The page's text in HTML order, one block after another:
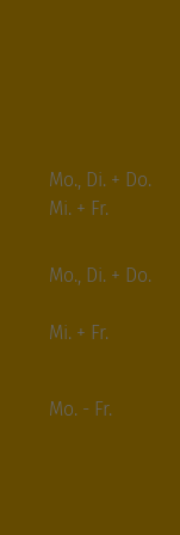
Mo., Di. + Do.
Mi. + Fr.
Mo., Di. + Do.
Mi. + Fr.
Mo. - Fr.